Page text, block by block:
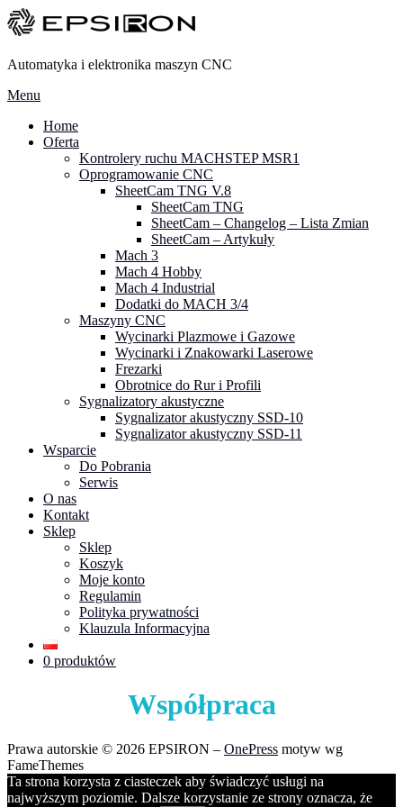
Przejdź
do
Automatyka i elektronika maszyn CNC
Menu
Home
Oferta
Kontrolery ruchu MACHSTEP MSR1
Oprogramowanie CNC
SheetCam TNG V.8
SheetCam TNG
SheetCam – Changelog – Lista Zmian
SheetCam – Artykuły
Mach 3
Mach 4 Hobby
Mach 4 Industrial
Dodatki do MACH 3/4
Maszyny CNC
Wycinarki Plazmowe i Gazowe
Wycinarki i Znakowarki Laserowe
Frezarki
Obrotnice do Rur i Profili
Sygnalizatory akustyczne
Sygnalizator akustyczny SSD-10
Sygnalizator akustyczny SSD-11
Wsparcie
Do Pobrania
Serwis
O nas
Kontakt
Sklep
Sklep
Koszyk
Moje konto
Regulamin
Polityka prywatności
Klauzula Informacyjna
0 produktów
Współpraca
Prawa autorskie © 2026 EPSIRON – OnePress motyw wg
FameThemes
Ta strona korzysta z ciasteczek aby świadczyć usługi na
najwyższym poziomie. Dalsze korzystanie ze strony oznacza, że